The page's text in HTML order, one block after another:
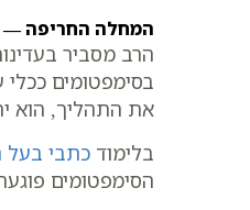
המחלה החריפה —
הרב מסביר
בסימפטומים
את התהליך, הוא
בלימוד כתבי בעל
הסימפטומים